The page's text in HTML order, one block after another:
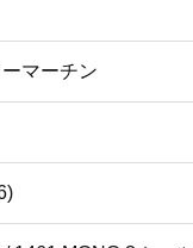
マーチン